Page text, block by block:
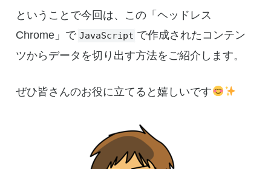
ということで今回は、この「ヘッドレス
Chrome」で JavaScript で作成されたコンテン
ツからデータを切り出す方法をご紹介します。
ぜひ皆さんのお役に立てると嬉しいです